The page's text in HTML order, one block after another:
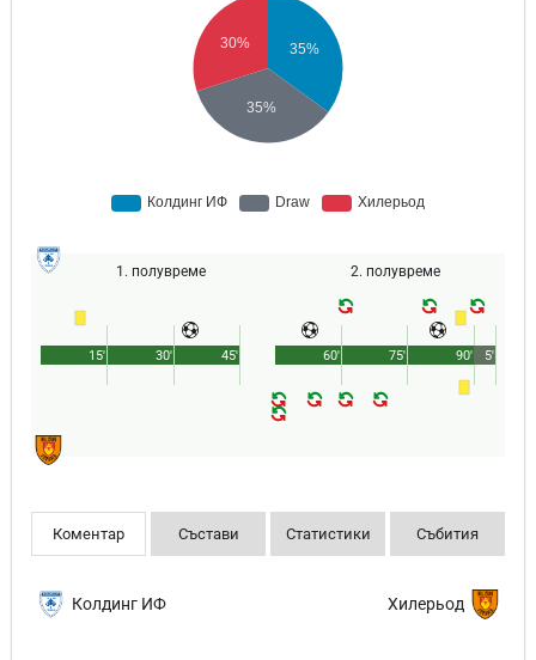
1. полувреме
45'
15' 30'
2. полувреме
90'
60' 75' 5'
Коментар Състави Статистики Събития
Колдинг ИФ Хилерьод